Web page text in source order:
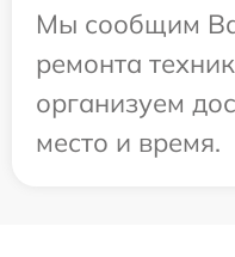
Мы сообщим
ремонта
организуем
место и время.